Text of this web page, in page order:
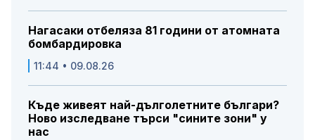
Нагасаки отбеляза 81 години от атомната
бомбардировка
11:44 • 09.08.26
Къде живеят най-дълголетните българи?
Ново изследване търси "сините зони" у
нас